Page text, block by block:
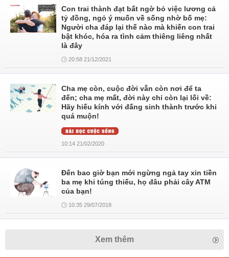
Con trai thành đạt bất ngờ bỏ việc lương cả
tỷ đồng, ngỏ ý muốn về sống nhờ bố mẹ:
Người cha đáp lại thế nào mà khiến con trai
bật khóc, hóa ra tình cảm thiêng liêng nhất
là đây
20:58 21/12/2021
Cha mẹ còn, cuộc đời vẫn còn nơi để ta
đến; cha mẹ mất, đời này chỉ còn lại lối về:
Hãy hiếu kính với đấng sinh thành trước khi
quá muộn!
10:14 21/02/2020
Đến bao giờ bạn mới ngừng ngả tay xin tiền
ba mẹ khi túng thiếu, họ đâu phải cây ATM
của bạn!
10:35 29/07/2018
Xem thêm